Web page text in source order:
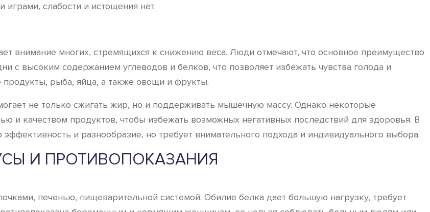
играми, слабости и истощения нет.
внимание многих, стремящихся к снижению веса. Люди отмечают, что основное преимущество
с высоким содержанием углеводов и белков, что позволяет избежать чувства голода и
рыба, яйца, а также овощи и фрукты.
не только сжигать жир, но и поддерживать мышечную массу. Однако некоторые
и качеством продуктов, чтобы избежать возможных негативных последствий для здоровья. В
и разнообразие, но требует внимательного подхода и индивидуального выбора.
И ПРОТИВОПОКАЗАНИЯ
печенью, пищеварительной системой. Обилие белка дает большую нагрузку, требует